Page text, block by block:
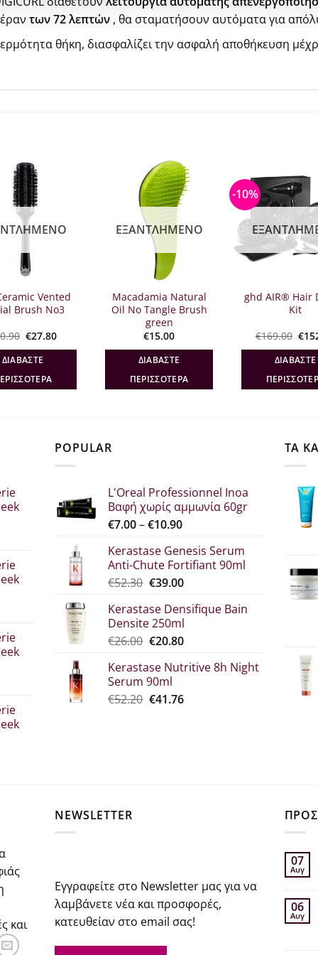
των 72 λεπτών, θα σταματήσουν αυτόματα για
θήκη, διασφαλίζει την ασφαλή αποθήκευση
Vented
Brush No3
Original
was:
€30.90.
€27.80Η
ΔΙΑΒΆΣΤΕ
ΕΞΑΝΤΛΗΜΈΝΟ
Macadamia Natural
Oil No Tangle Brush
green
€15.00
ΔΙΑΒΆΣΤΕ
ΠΕΡΙΣΣΌΤΕΡΑ
-10%
ghd AIR® Hair
Kit
€169.00
was:
€
ΔΙΑΒΆΣΤΕ
POPULAR
L'Oreal Professionnel Inoa
Βαφή χωρίς αμμωνία 60gr
€7.00–€10.90Price
€7.00
through
€10.90
Kerastase Genesis Serum
Anti-Chute Fortifiant 90ml
€52.30 Original
was:
€52.30.
€39.00Η
τιμή
είναι:
€39.00.
Kerastase Densifique Bain
Densite 250ml
€26.00 Original
was:
€26.00.
€20.80Η
τιμή
€20.80.
Kerastase Nutritive 8h Night
Serum 90ml
€52.20 Original
€41.76Η
ΤΑ
και
NEWSLETTER
Εγγραφείτε στο Newsletter μας για να
λαμβάνετε νέα και προσφορές,
κατευθείαν στο email σας!
07
Αυγ
06
Αυγ